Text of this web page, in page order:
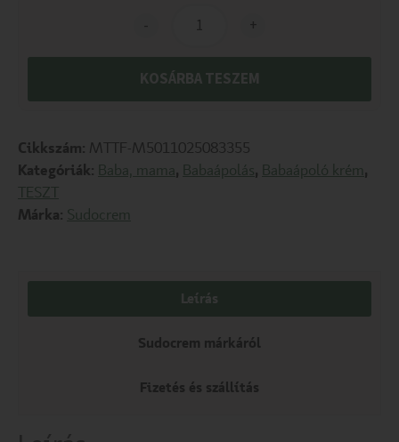
- +
KOSÁRBA TESZEM
Cikkszám: MTTF-M5011025083355
Kategóriák: Baba, mama, Babaápolás, Babaápoló krém,
TESZT
Márka: Sudocrem
Leírás
Sudocrem márkáról
Fizetés és szállítás